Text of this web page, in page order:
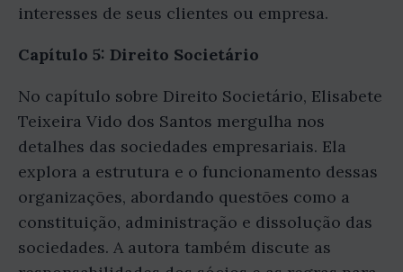
interesses de seus clientes ou empresa.
Capítulo 5: Direito Societário
No capítulo sobre Direito Societário, Elisabete
Teixeira Vido dos Santos mergulha nos
detalhes das sociedades empresariais. Ela
explora a estrutura e o funcionamento dessas
organizações, abordando questões como a
constituição, administração e dissolução das
sociedades. A autora também discute as